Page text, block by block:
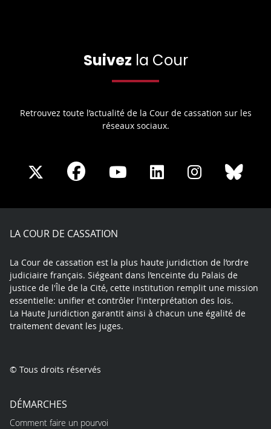
Suivez la Cour
Retrouvez toute l’actualité de la Cour de cassation sur les
réseaux sociaux.
Share
X
Share
Facebook
Share
Youtube
Share
LinkedIn
Share
Instagram
LA COUR DE CASSATION
La Cour de cassation est la plus haute juridiction de l’ordre
judiciaire français. Siégeant dans l’enceinte du Palais de
justice de l'Île de la Cité, cette institution remplit une mission
essentielle: unifier et contrôler l'interprétation des lois.
La Haute Juridiction garantit ainsi à chacun une égalité de
traitement devant les juges.
© Tous droits réservés
DÉMARCHES
Comment faire un pourvoi